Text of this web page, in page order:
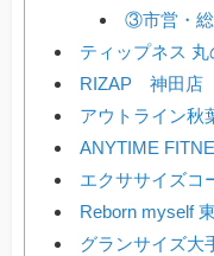
③市営・総
ティップネス
RIZAP 神田店
アウトライン秋
ANYTIME
エクササイズコ
Reborn myself
グランサイズ大